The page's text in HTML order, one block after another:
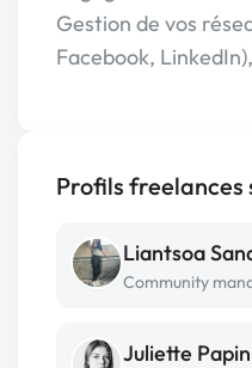
Gestion de vos
Facebook,
Profils freelances
Liantsoa
Community
Juliette Papin